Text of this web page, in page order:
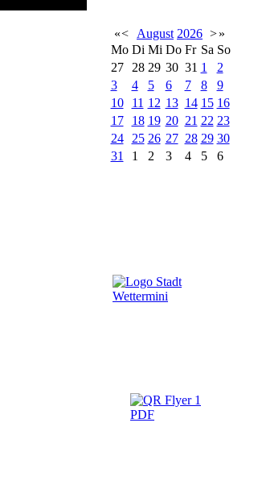
«< August 2026 >»
Mo Di Mi Do Fr Sa So
27
28 29 30 31 1
2
3
4 5 6 7 8
9
10
11 12 13 14 15 16
17
18 19 20 21 22 23
24
25 26 27 28 29 30
31
1 2 3 4 5 6